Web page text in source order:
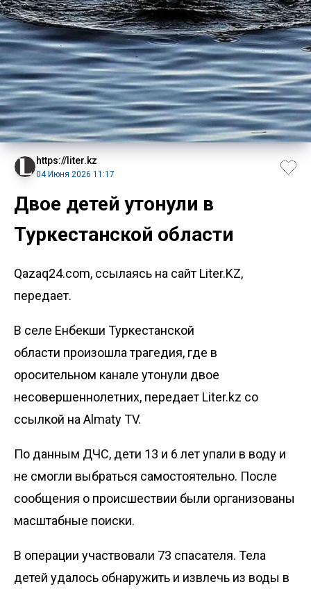
https://liter.kz
04 Июня 2026 11:17
Двое детей утонули в
Туркестанской области
Qazaq24.com, ссылаясь на сайт Liter.KZ,
передает.
В селе Енбекши Туркестанской
области произошла трагедия, где в
оросительном канале утонули двое
несовершеннолетних, передает Liter.kz со
ссылкой на Almaty TV.
По данным ДЧС, дети 13 и 6 лет упали в воду и
не смогли выбраться самостоятельно. После
сообщения о происшествии были организованы
масштабные поиски.
В операции участвовали 73 спасателя. Тела
детей удалось обнаружить и извлечь из воды в